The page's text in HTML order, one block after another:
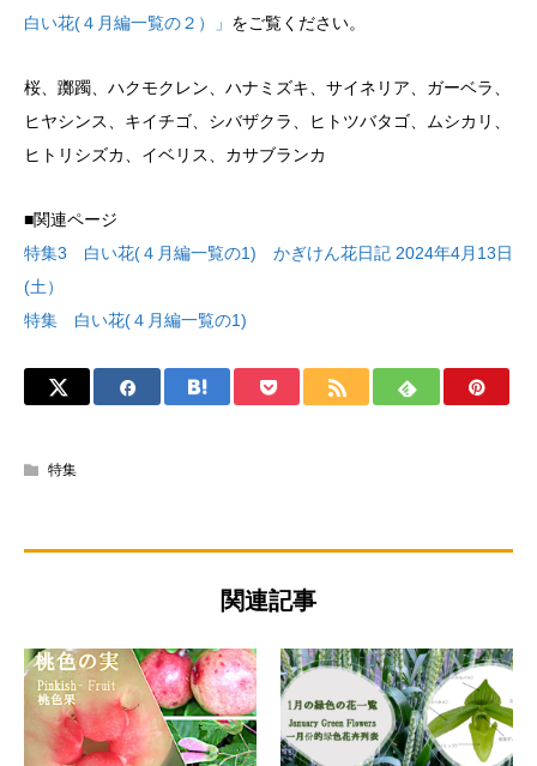
白い花(４月編一覧の２）」 をご覧ください。
桜、躑躅、ハクモクレン、ハナミズキ、サイネリア、ガーベラ、
ヒヤシンス、キイチゴ、シバザクラ、ヒトツバタゴ、ムシカリ、
ヒトリシズカ、イベリス、カサブランカ
■関連ページ
特集3 白い花(４月編一覧の1) かぎけん花日記 2024年4月13日
(土）
特集 白い花(４月編一覧の1)
特集
関連記事